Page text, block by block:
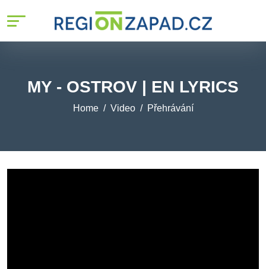
MY - OSTROV | EN LYRICS
Home Video Přehrávání